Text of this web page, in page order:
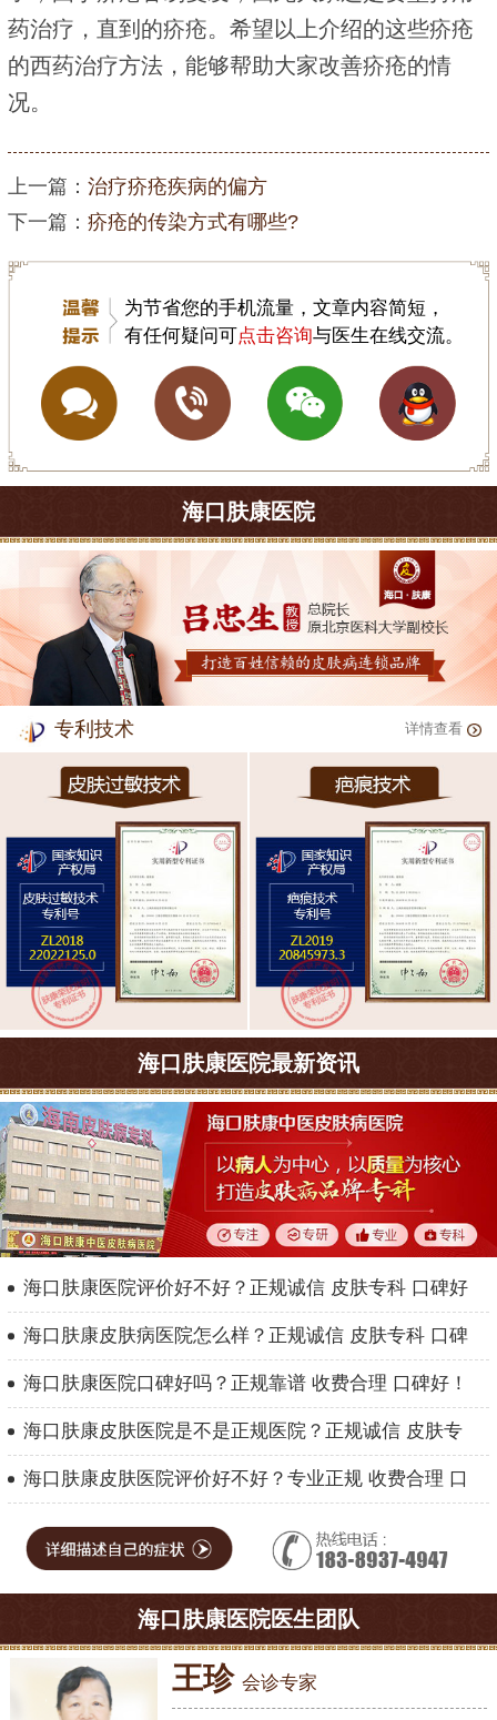
药治疗，直到的疥疮。希望以上介绍的这些疥疮
的西药治疗方法，能够帮助大家改善疥疮的情
况。
上一篇： 治疗疥疮疾病的偏方
下一篇： 疥疮的传染方式有哪些?
为节省您的手机流量，文章内容简短，
有任何疑问可点击咨询与医生在线交流。
海口肤康医院
专利技术 详情查看
海口肤康医院最新资讯
海口肤康医院评价好不好？正规诚信 皮肤专科 口碑好
海口肤康皮肤病医院怎么样？正规诚信 皮肤专科 口碑
海口肤康医院口碑好吗？正规靠谱 收费合理 口碑好！
海口肤康皮肤医院是不是正规医院？正规诚信 皮肤专
海口肤康皮肤医院评价好不好？专业正规 收费合理 口
海口肤康医院医生团队
王珍 会诊专家